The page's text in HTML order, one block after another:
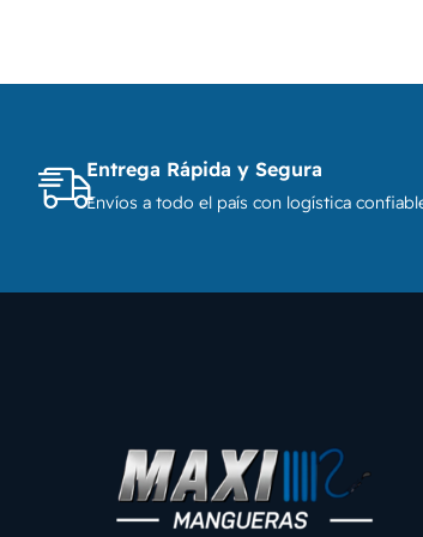
Entrega Rápida y Segura
Envíos a todo el país con logística